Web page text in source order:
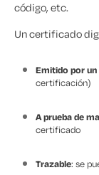
código, etc.
Un certificado
Emitido por
certificación)
A prueba de
certificado
Trazable: se